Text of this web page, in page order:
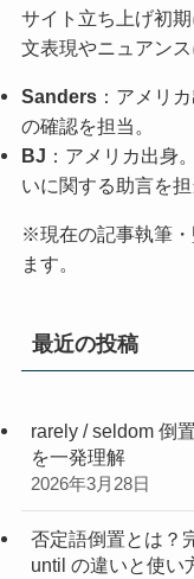
サイト立ち上げ初
文表現やニュアン
Sanders：アメリ
の確認を担当。
BJ ：アメリカ出身
いに関する助言を担
※現在の記事執筆
ます。
最近の投稿
rarely / seldom 倒
を一発理解
2026年3月28日
否定語倒置とは？
until の違いと使い